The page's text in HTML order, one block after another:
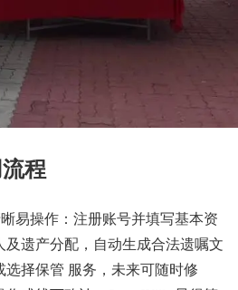
程
易操作：注册账号并填写基本资
遗产分配，自动生成合法遗嘱文
择保管 服务，未来可随时修